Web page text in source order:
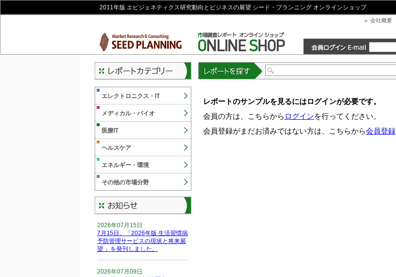
2011年版 エピジェネティクス研究動向とビジネスの展望 シード・プランニング オンラインショップ
会社概要
レポートのサンプルを見るにはログインが必要です。
会員の方は、こちらから ログインを行ってください。
会員登録がまだお済みではない方は、こちらから会員登録
エレクトロニクス・IT
メディカル・バイオ
医療IT
ヘルスケア
エネルギー・環境
その他の市場分野
2026年07月15日
7月15日、「2026年版 生活習慣病
予防管理サービスの現状と将来展
望 」を発刊しました。
2026年07月09日